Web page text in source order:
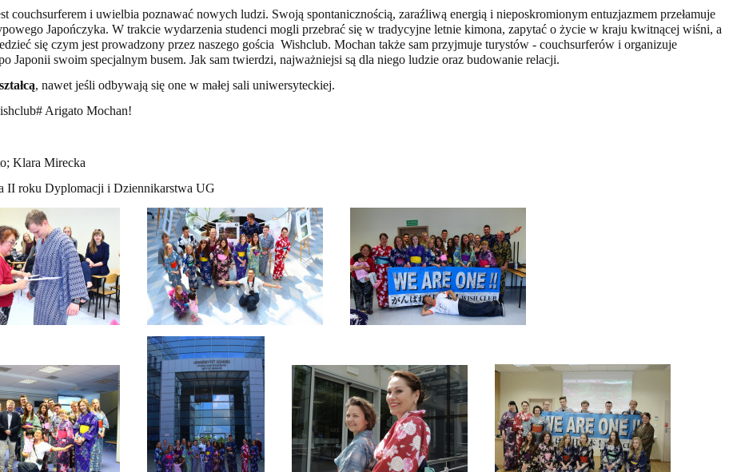
couchsurferem i uwielbia poznawać nowych ludzi. Swoją spontanicznością, zaraźliwą energią i nieposkromionym entuzjazmem przełamuje
Japończyka. W trakcie wydarzenia studenci mogli przebrać się w tradycyjne letnie kimona, zapytać o życie w kraju kwitnącej wiśni, a
się czym jest prowadzony przez naszego gościa Wishclub. Mochan także sam przyjmuje turystów - couchsurferów i organizuje
Japonii swoim specjalnym busem. Jak sam twierdzi, najważniejsi są dla niego ludzie oraz budowanie relacji.
, nawet jeśli odbywają się one w małej sali uniwersyteckiej.
Arigato Mochan!
Klara Mirecka
II roku Dyplomacji i Dziennikarstwa UG